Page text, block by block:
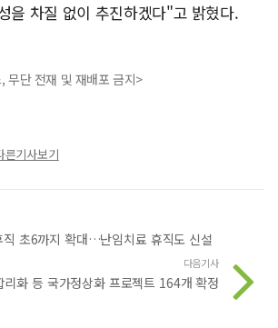
을 차질 없이 추진하겠다"고 밝혔다.
단 전재 및 재배포 금지>
른기사보기
직 초6까지 확대…난임치료 휴직도 신설
다음기사
리화 등 국가정상화 프로젝트 164개 확정